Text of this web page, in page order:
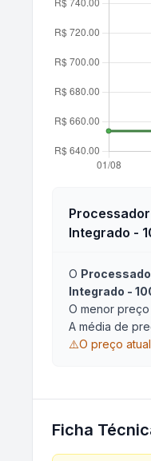
Processador
Integrado -
O
Integrado -
O menor
A média de
⚠️O preço
Ficha